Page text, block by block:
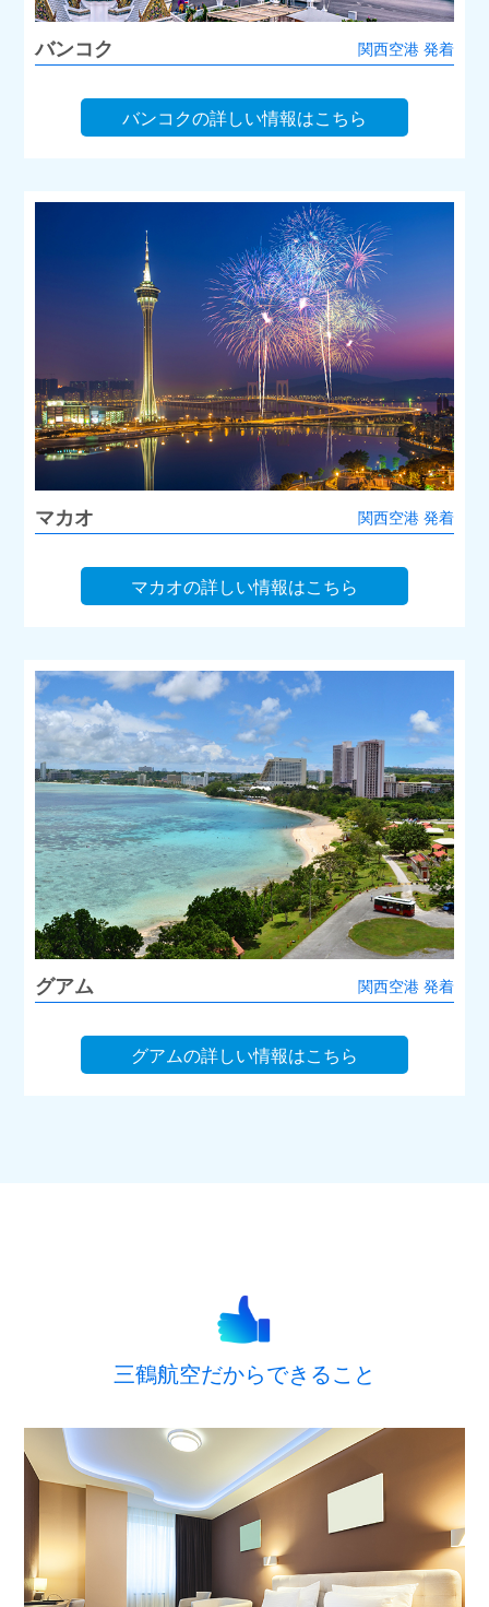
バンコク 関西空港 発着
バンコクの詳しい情報はこちら
マカオ 関西空港 発着
マカオの詳しい情報はこちら
グアム 関西空港 発着
グアムの詳しい情報はこちら
三鶴航空だからできること